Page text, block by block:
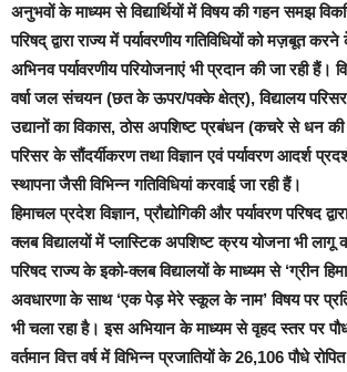
अनुभवों के माध्यम से विद्यार्थियों में विषय की गहन समझ
परिषद् द्वारा राज्य में पर्यावरणीय गतिविधियों को मज़बूत
अभिनव पर्यावरणीय परियोजनाएं भी प्रदान की जा रही हैं।
वर्षा जल संचयन (छत के ऊपर/पक्के क्षेत्र), विद्यालय
उद्यानों का विकास, ठोस अपशिष्ट प्रबंधन (कचरे से धन
परिसर के सौंदर्यीकरण तथा विज्ञान एवं पर्यावरण आदर्श
स्थापना जैसी विभिन्न गतिविधियां करवाई जा रही हैं।
हिमाचल प्रदेश विज्ञान, प्रौद्योगिकी और पर्यावरण परिषद
क्लब विद्यालयों में प्लास्टिक अपशिष्ट क्रय योजना भी लागू
परिषद राज्य के इको-क्लब विद्यालयों के माध्यम से ‘ग्रीन
अवधारणा के साथ ‘एक पेड़ मेरे स्कूल के नाम’ विषय पर प्रति
भी चला रहा है। इस अभियान के माध्यम से वृहद स्तर पर
वर्तमान वित्त वर्ष में विभिन्न प्रजातियों के 26,106 पौधे